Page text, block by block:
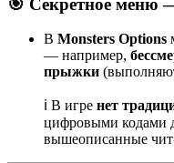
🎯 Секретное меню
В Monsters Options
— например,
прыжки
ℹ️ В игре нет
цифровыми кодами
вышеописанные